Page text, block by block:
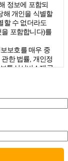
정보에 포함되
해 개인을 식별할
할 수 없더라도
포함합니다)를
보호를 매우 중
한 법률, 개인정
통신서비스제공
정보가 어떠한
며, 개인정보처
수 있습니다. 그
등을 부여하여
고 있습니다.